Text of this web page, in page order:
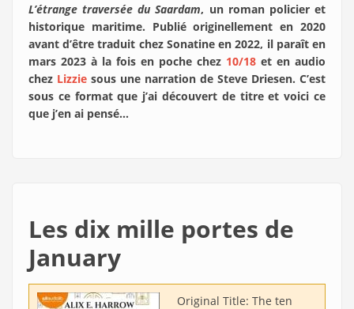
L’étrange traversée du Saardam, un roman policier et
historique maritime. Publié originellement en 2020
avant d’être traduit chez Sonatine en 2022, il paraît en
mars 2023 à la fois en poche chez 10/18 et en audio
chez Lizzie sous une narration de Steve Driesen. C’est
sous ce format que j’ai découvert de titre et voici ce
que j’en ai pensé…
Les dix mille portes de
January
Original Title: The ten